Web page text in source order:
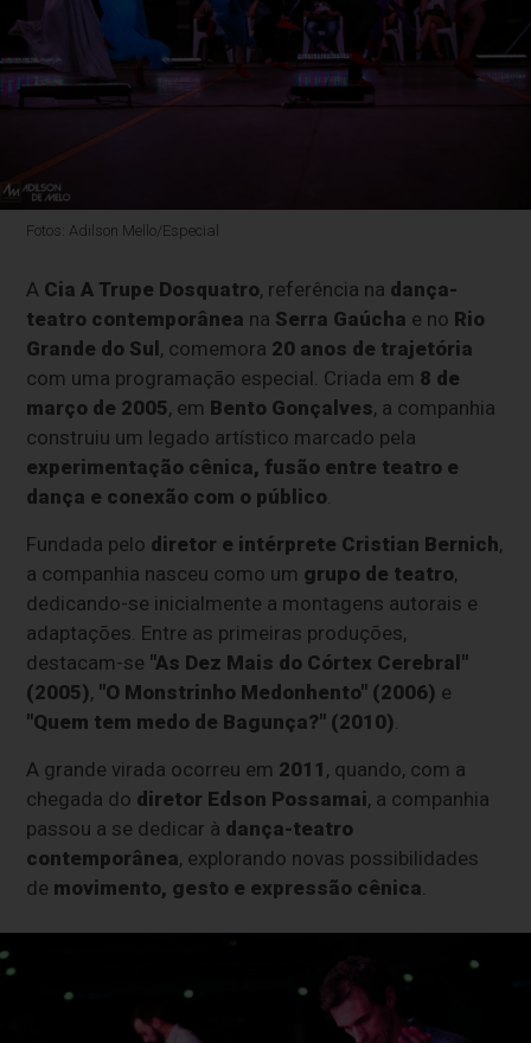
Fotos: Adilson Mello/Especial
A Cia A Trupe Dosquatro, referência na dança-
teatro contemporânea na Serra Gaúcha e no Rio
Grande do Sul , comemora 20 anos de trajetória
com uma programação especial. Criada em 8 de
março de 2005, em Bento Gonçalves, a companhia
construiu um legado artístico marcado pela
experimentação cênica, fusão entre teatro e
dança e conexão com o público.
Fundada pelo diretor e intérprete Cristian Bernich,
a companhia nasceu como um grupo de teatro,
dedicando-se inicialmente a montagens autorais e
adaptações. Entre as primeiras produções,
destacam-se "As Dez Mais do Córtex Cerebral"
(2005), "O Monstrinho Medonhento" (2006) e
"Quem tem medo de Bagunça?" (2010).
A grande virada ocorreu em 2011 , quando, com a
chegada do diretor Edson Possamai, a companhia
passou a se dedicar à dança-teatro
contemporânea, explorando novas possibilidades
de movimento, gesto e expressão cênica.